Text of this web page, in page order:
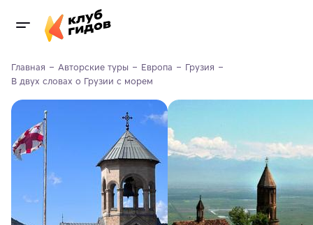
Главная Авторские туры Европа
Грузия
В двух словах о Грузии с морем